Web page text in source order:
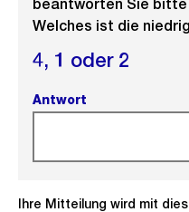
beantworten Sie
Welches ist die
4, 1 oder 2
Antwort
Ihre Mitteilung wird mit